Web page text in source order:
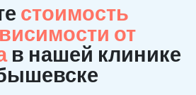
стоимость
от
в нашей клинике